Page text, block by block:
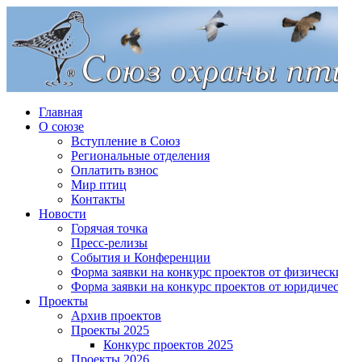
Главная
О союзе
Вступление в Союз
Региональные отделения
Оплатить взнос
Мир птиц
Контакты
Новости
Горячая точка
Пресс-релизы
События и Конференции
Форма заявки на конкурс проектов от
Форма заявки на конкурс проектов от
Проекты
Архив проектов
Проекты 2025
Конкурс проектов 2025
Проекты 2026